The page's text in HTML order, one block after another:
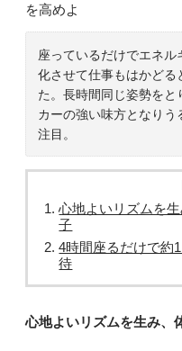
を高めよ
座っているだけでエネ
化させて仕事もはかどる
た。長時間同じ姿勢を
カーの強い味方となりう
注目。
心地よいリズムを
子
4時間座るだけで約
待
心地よいリズムを生み、